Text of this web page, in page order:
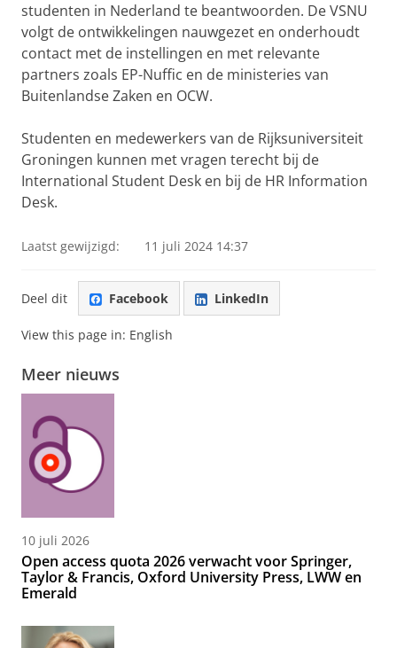
studenten in Nederland te beantwoorden. De VSNU
volgt de ontwikkelingen nauwgezet en onderhoudt
contact met de instellingen en met relevante
partners zoals EP-Nuffic en de ministeries van
Buitenlandse Zaken en OCW.
Studenten en medewerkers van de Rijksuniversiteit
Groningen kunnen met vragen terecht bij de
International Student Desk en bij de HR Information
Desk.
Laatst gewijzigd: 11 juli 2024 14:37
Deel dit Facebook LinkedIn
View this page in: English
Meer nieuws
10 juli 2026
Open access quota 2026 verwacht voor Springer,
Taylor & Francis, Oxford University Press, LWW en
Emerald